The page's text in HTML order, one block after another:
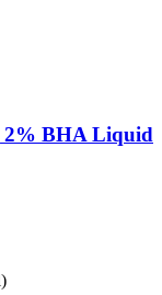
2% BHA Liquid